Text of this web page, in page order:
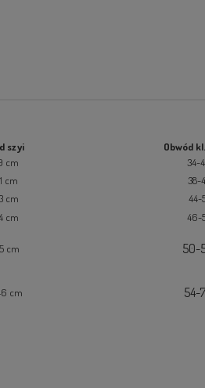
szyi
Obwód
cm
34-
cm
38-
cm
44-
cm 46-
cm 50-
cm 54-